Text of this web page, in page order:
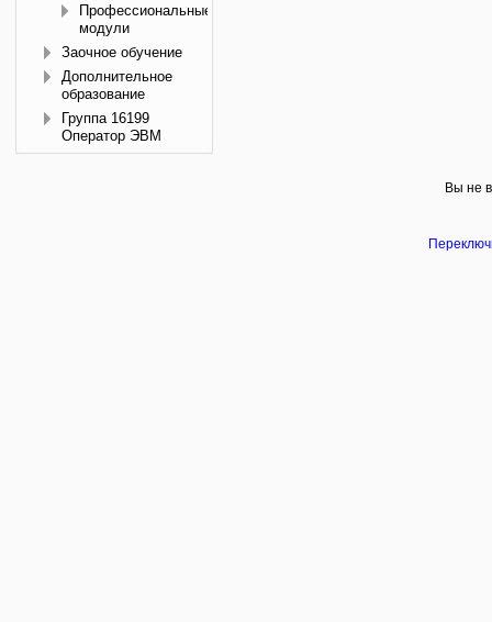
Профессиональные
модули
Заочное обучение
Дополнительное
образование
Группа 16199
Оператор ЭВМ
Вы не